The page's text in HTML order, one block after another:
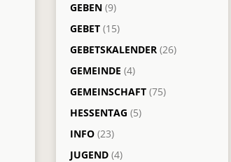
GEBEN (9)
GEBET (15)
GEBETSKALENDER (26)
GEMEINDE (4)
GEMEINSCHAFT (75)
HESSENTAG (5)
INFO (23)
JUGEND (4)